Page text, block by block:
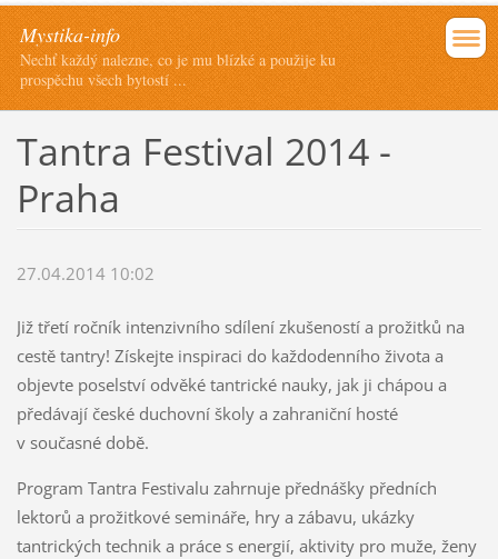
Mystika-info
Nechť každý nalezne, co je mu blízké a použije ku
prospěchu všech bytostí ...
Tantra Festival 2014 -
Praha
27.04.2014 10:02
Již třetí ročník intenzivního sdílení zkušeností a prožitků na
cestě tantry! Získejte inspiraci do každodenního života a
objevte poselství odvěké tantrické nauky, jak ji chápou a
předávají české duchovní školy a zahraniční hosté
v současné době.
Program Tantra Festivalu zahrnuje přednášky předních
lektorů a prožitkové semináře, hry a zábavu, ukázky
tantrických technik a práce s energií, aktivity pro muže, ženy